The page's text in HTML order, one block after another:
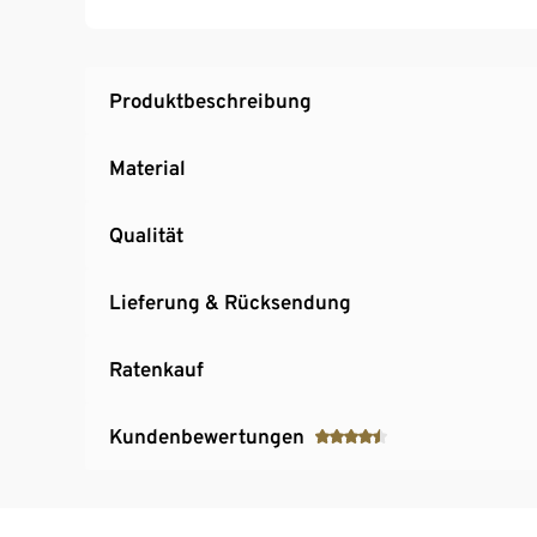
Produktbeschreibung
Material
Qualität
Lieferung & Rücksendung
Ratenkauf
Kundenbewertungen